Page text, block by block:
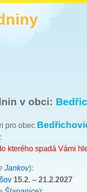
v obci:
pro obec
kterého spadá Vámi
Jankov):
15.2. – 21.2.2027